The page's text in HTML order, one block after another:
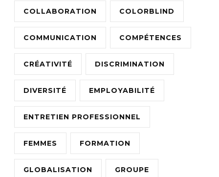
COLLABORATION COLORBLIND
COMMUNICATION COMPÉTENCES
CRÉATIVITÉ DISCRIMINATION
DIVERSITÉ EMPLOYABILITÉ
ENTRETIEN PROFESSIONNEL
FEMMES FORMATION
GLOBALISATION GROUPE